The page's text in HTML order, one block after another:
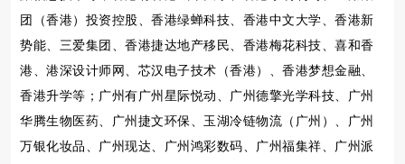
团（香港）投资控股、香港绿蝉科技、香港中文大学、香港新
势能、三爱集团、香港捷达地产移民、香港梅花科技、喜和香
港、港深设计师网、芯汉电子技术（香港）、香港梦想金融、
香港升学等；广州有广州星际悦动、广州德擎光学科技、广州
华腾生物医药、广州捷文环保、玉湖冷链物流（广州）、广州
万银化妆品、广州现达、广州鸿彩数码、广州福集祥、广州派